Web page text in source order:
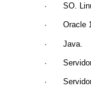
· SO.
· Oracle
· Java.
·
·